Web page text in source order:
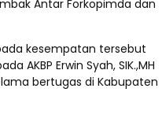
Antar Forkopimda dan
pada kesempatan tersebut
AKBP Erwin Syah, SIK.,MH
bertugas di Kabupaten